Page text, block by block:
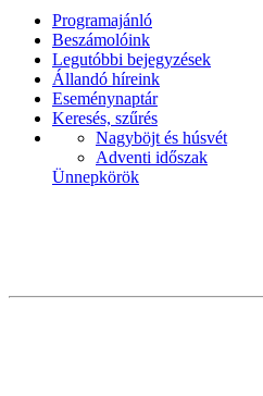
Programajánló
Beszámolóink
Legutóbbi bejegyzések
Állandó híreink
Eseménynaptár
Keresés, szűrés
Nagyböjt és húsvét
Adventi időszak
Ünnepkörök